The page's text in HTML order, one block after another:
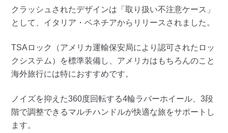
クラッシュされたデザインは「取り扱い不注意ケース」
として、イタリア・ベネチアからリリースされました。
TSAロック（アメリカ運輸保安局により認可されたロッ
クシステム）を標準装備し、アメリカはもちろんのこと
海外旅行には特におすすめです。
ノイズを抑えた360度回転する4輪ラバーホイール、3段
階で調整できるマルチハンドルが快適な旅をサポートし
ます。